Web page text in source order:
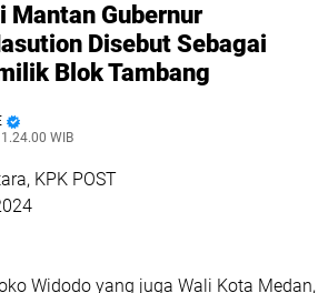
Mantan Gubernur
Disebut Sebagai
Blok Tambang
WIB
KPK POST
Widodo yang juga Wali Kota Medan,